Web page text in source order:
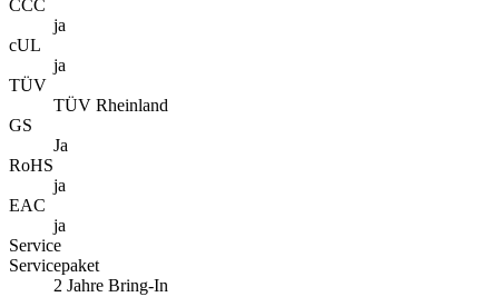
Hersteller
Höheneinheit (HE)
Mainboard Zubehör
Slotblecherweiterung
1x seriell (Slotblech mit 9pol. seriell Stecker)
Schnittstelle
interner 2mm COM
Industrie
Kühlung
passiv